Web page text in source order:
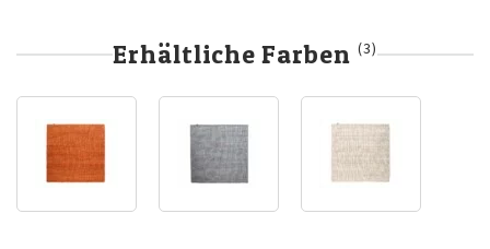
Erhältliche Farben(3)